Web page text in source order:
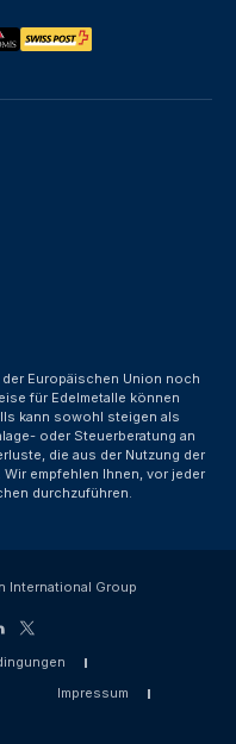
Europäischen Union noch
für Edelmetalle können
kann sowohl steigen als
oder Steuerberatung an
die aus der Nutzung der
empfehlen Ihnen, vor jeder
durchzuführen.
International Group
Impressum